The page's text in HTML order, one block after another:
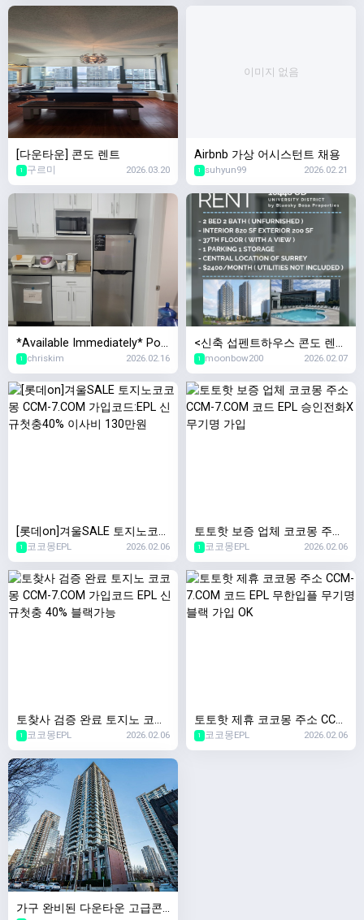
[다운타운] 콘도 렌트
1 구르미 2026.03.20
이미지 없음
Airbnb 가상 어시스턴트 채용
1 suhyun99 2026.02.21
*Available Immediately* Port
Coquitlam Fremont Village 오
피스 공간 서브리스
1 chriskim 2026.02.16
<신축 섭펜트하우스 콘도 렌트
> Modern Sub-Penthouse 2B
DR + 2BATH Condo in Heart
of Surrey Central
1 moonbow200 2026.02.07
[롯데on]겨울SALE 토지노코코
몽 CCM-7.COM 가입코드:EPL
신규첫충40% 이사비 130만원
1 코코몽EPL 2026.02.06
토토핫 보증 업체 코코몽 주소
CCM-7.COM 코드 EPL 승인전
화X 무기명 가입
1 코코몽EPL 2026.02.06
토찾사 검증 완료 토지노 코코
몽 CCM-7.COM 가입코드 EPL
신규첫충 40% 블랙가능
1 코코몽EPL 2026.02.06
토토핫 제휴 코코몽 주소 CCM
-7.COM 코드 EPL 무한입플 무
기명 블랙 가입 OK
1 코코몽EPL 2026.02.06
가구 완비된 다운타운 고급콘